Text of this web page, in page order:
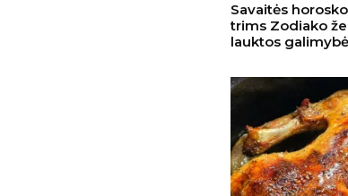
Savaitės
trims Zodiako
lauktos